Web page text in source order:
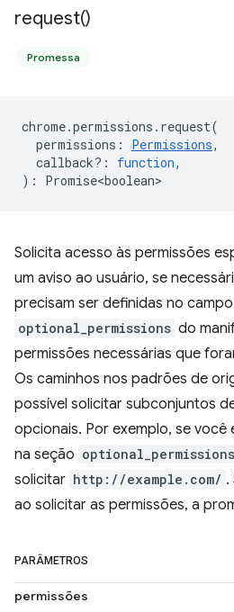
request()
Promessa
chrome.permissions . request(
permissions : Permissions,
callback? : function,
) : Promise<boolean>
Solicita acesso às permissões
um aviso ao usuário, se
precisam ser definidas no campo
optional_permissions do
permissões necessárias que
Os caminhos nos padrões de
possível solicitar subconjuntos
opcionais. Por exemplo, se você
na seção optional_permissions
solicitar http://example.com/ .
ao solicitar as permissões, a
PARÂMETROS
permissões